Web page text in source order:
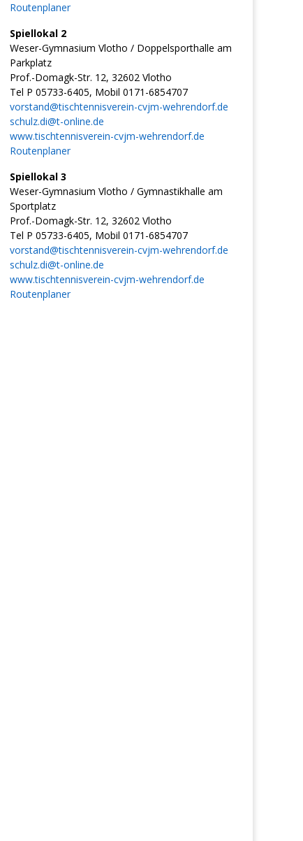
Routenplaner
Spiellokal 2
Weser-Gymnasium Vlotho / Doppelsporthalle am
Parkplatz
Prof.-Domagk-Str. 12, 32602 Vlotho
Tel P 05733-6405, Mobil 0171-6854707
vorstand@tischtennisverein-cvjm-wehrendorf.de
schulz.di@t-online.de
www.tischtennisverein-cvjm-wehrendorf.de
Routenplaner
Spiellokal 3
Weser-Gymnasium Vlotho / Gymnastikhalle am
Sportplatz
Prof.-Domagk-Str. 12, 32602 Vlotho
Tel P 05733-6405, Mobil 0171-6854707
vorstand@tischtennisverein-cvjm-wehrendorf.de
schulz.di@t-online.de
www.tischtennisverein-cvjm-wehrendorf.de
Routenplaner